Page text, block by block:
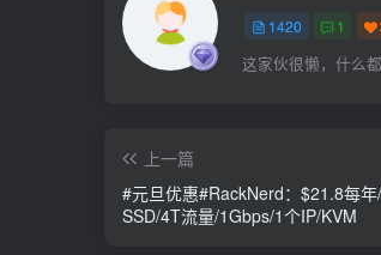
1420 1
这家伙很懒，什么
上一篇
#元旦优惠#RackNerd：$21.8每
SSD/4T流量/1Gbps/1个IP/KVM